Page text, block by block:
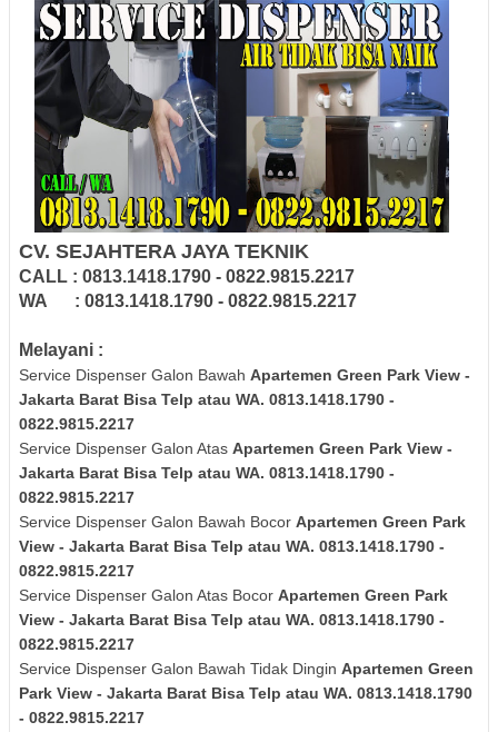
CV. SEJAHTERA JAYA TEKNIK
CALL : 0813.1418.1790 - 0822.9815.2217
WA : 0813.1418.1790 - 0822.9815.2217
Melayani :
Service Dispenser Galon Bawah Apartemen Green Park View -
Jakarta Barat Bisa Telp atau WA. 0813.1418.1790 -
0822.9815.2217
Service Dispenser Galon Atas Apartemen Green Park View -
Jakarta Barat Bisa Telp atau WA. 0813.1418.1790 -
0822.9815.2217
Service Dispenser Galon Bawah Bocor Apartemen Green Park
View - Jakarta Barat Bisa Telp atau WA. 0813.1418.1790 -
0822.9815.2217
Service Dispenser Galon Atas Bocor Apartemen Green Park
View - Jakarta Barat Bisa Telp atau WA. 0813.1418.1790 -
0822.9815.2217
Service Dispenser Galon Bawah Tidak Dingin Apartemen Green
Park View - Jakarta Barat Bisa Telp atau WA. 0813.1418.1790
- 0822.9815.2217